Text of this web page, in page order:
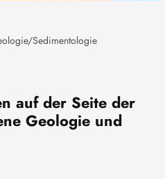
Sedimentologie
auf der Seite der
Geologie und